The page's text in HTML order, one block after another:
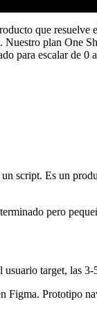
que resuelve
Nuestro plan
para escalar de 0
script. Es un
pero
target, las
Prototipo